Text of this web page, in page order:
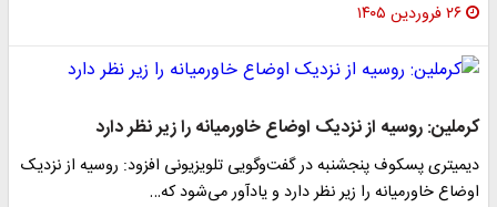
۲۶ فروردین ۱۴۰۵
کرملین: روسیه از نزدیک اوضاع خاورمیانه را زیر نظر دارد
دیمیتری پسکوف پنجشنبه در گفت‌وگویی تلویزیونی افزود: روسیه از نزدیک
اوضاع خاورمیانه را زیر نظر دارد و یادآور می‌شود که…